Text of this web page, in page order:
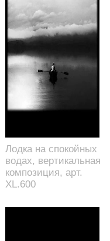
Лодка на спокойных
водах, вертикальная
композиция, арт.
XL.600